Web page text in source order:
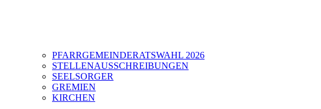
PFARRGEMEINDERATSWAHL 2026
STELLENAUSSCHREIBUNGEN
SEELSORGER
GREMIEN
KIRCHEN